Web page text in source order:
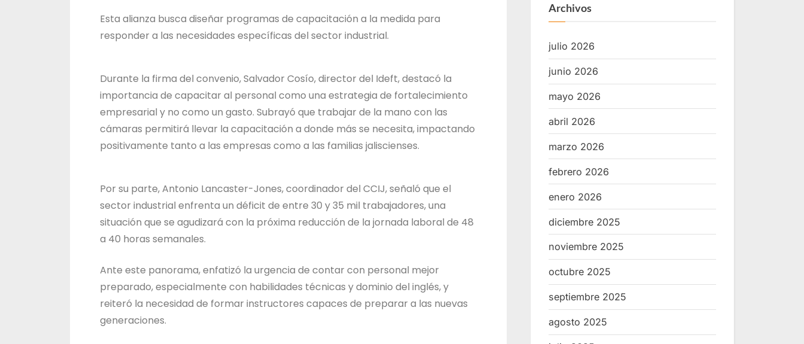
l
t
a
d
o
d
J
a
l
c
o
Esta alianza busca diseñar programas de capacitación a la medida para
responder a las necesidades específicas del sector industrial.
Durante la firma del convenio, Salvador Cosío, director del Ideft, destacó la
importancia de capacitar al personal como una estrategia de fortalecimiento
empresarial y no como un gasto. Subrayó que trabajar de la mano con las
cámaras permitirá llevar la capacitación a donde más se necesita, impactando
positivamente tanto a las empresas como a las familias jaliscienses.
Por su parte, Antonio Lancaster-Jones, coordinador del CCIJ, señaló que el
sector industrial enfrenta un déficit de entre 30 y 35 mil trabajadores, una
situación que se agudizará con la próxima reducción de la jornada laboral de 48
a 40 horas semanales.
Ante este panorama, enfatizó la urgencia de contar con personal mejor
preparado, especialmente con habilidades técnicas y dominio del inglés, y
reiteró la necesidad de formar instructores capaces de preparar a las nuevas
generaciones.
Archivos
julio 2026
junio 2026
mayo 2026
abril 2026
marzo 2026
febrero 2026
enero 2026
diciembre 2025
noviembre 2025
octubre 2025
septiembre 2025
agosto 2025